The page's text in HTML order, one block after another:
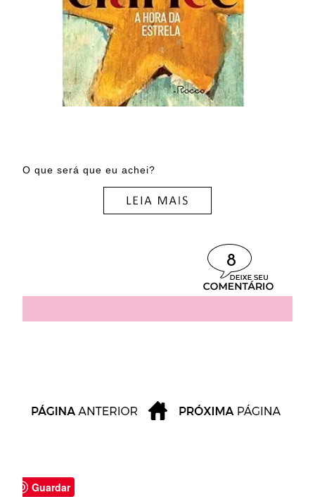
O que será que eu achei?
8
Guardar